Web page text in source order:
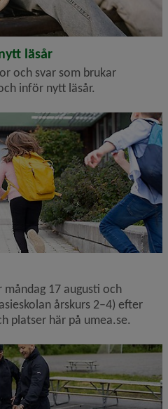
läsår
och svar som brukar
inför nytt läsår.
17 augusti och
årskurs 2–4) efter
platser här på umea.se.